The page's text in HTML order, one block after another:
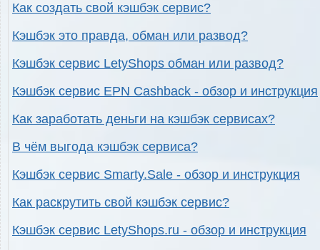
Как создать свой кэшбэк сервис?
Кэшбэк это правда, обман или развод?
Кэшбэк сервис LetyShops обман или развод?
Кэшбэк сервис EPN Cashback - обзор и инструкция
Как заработать деньги на кэшбэк сервисах?
В чём выгода кэшбэк сервиса?
Кэшбэк сервис Smarty.Sale - обзор и инструкция
Как раскрутить свой кэшбэк сервис?
Кэшбэк сервис LetyShops.ru - обзор и инструкция